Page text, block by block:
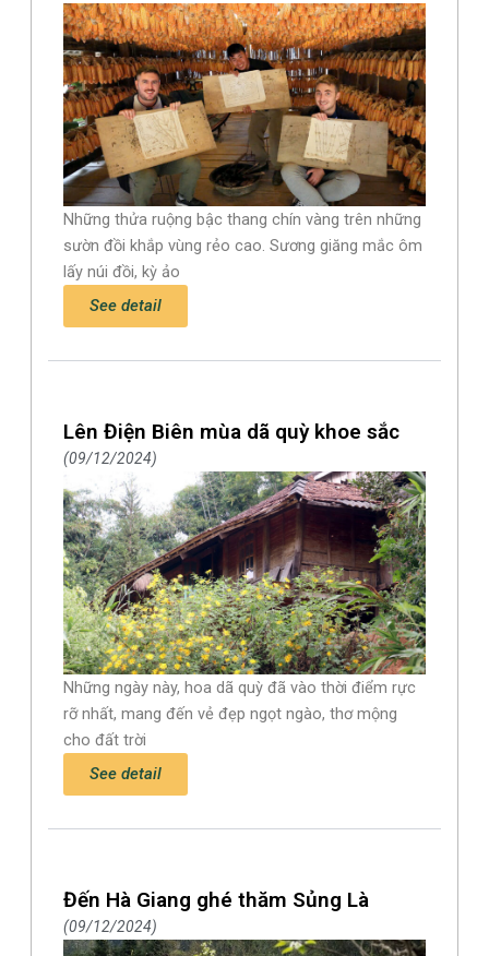
Những thửa ruộng bậc thang chín vàng trên những
sườn đồi khắp vùng rẻo cao. Sương giăng mắc ôm
lấy núi đồi, kỳ ảo
See detail
Lên Điện Biên mùa dã quỳ khoe sắc
09/12/2024
Những ngày này, hoa dã quỳ đã vào thời điểm rực
rỡ nhất, mang đến vẻ đẹp ngọt ngào, thơ mộng
cho đất trời
See detail
Đến Hà Giang ghé thăm Sủng Là
09/12/2024